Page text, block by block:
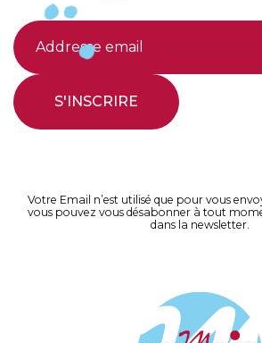
S'INSCRIRE
Votre Email n’est utilisé que pour vous
vous pouvez vous désabonner à tout
dans la newsletter.